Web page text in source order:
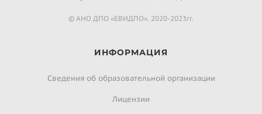
© АНО ДПО «ЕВИДПО». 2020-2023гг.
ИНФОРМАЦИЯ
Сведения об образовательной организации
Лицензии